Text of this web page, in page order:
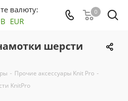
валюту:
EUR
0
шерсти
- Прочие аксессуары Knit Pro -
KnitPro